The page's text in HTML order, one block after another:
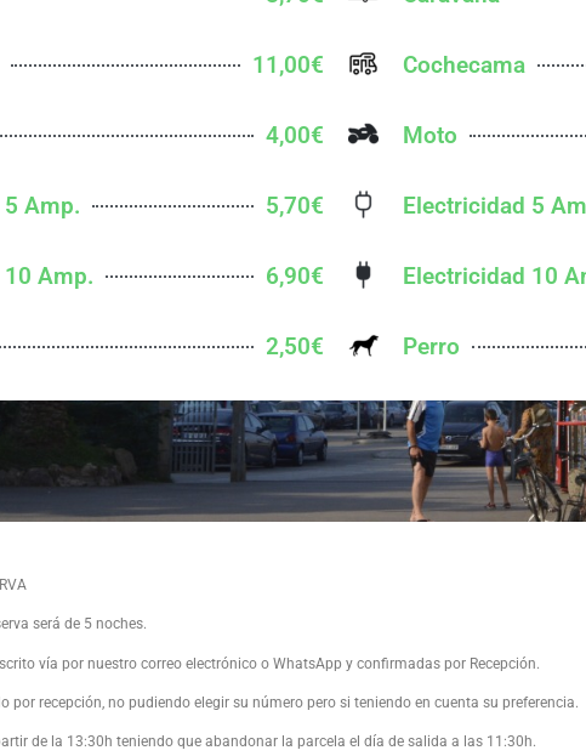
11,00€
4,00€
Amp. 5,70€
Amp. 6,90€
2,50€
Cochecama
Moto
Electricidad 5
Electricidad 10
Perro
será de 5 noches.
vía por nuestro correo electrónico o WhatsApp y confirmadas por Recepción.
por recepción, no pudiendo elegir su número pero si teniendo en cuenta su preferencia.
de la 13:30h teniendo que abandonar la parcela el día de salida a las 11:30h.